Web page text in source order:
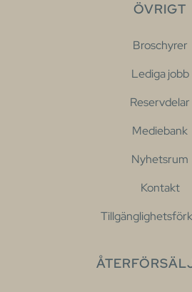
ÖVRIGT
Broschyrer
Lediga jobb
Reservdelar
Mediebank
Nyhetsrum
Kontakt